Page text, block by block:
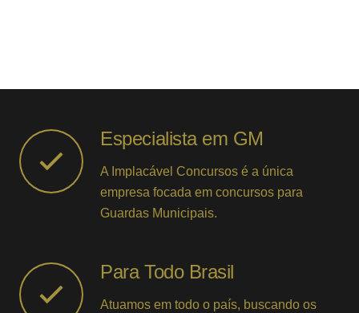
Especialista em GM
A Implacável Concursos é a única
empresa focada em concursos para
Guardas Municipais.
Para Todo Brasil
Atuamos em todo o país, buscando os